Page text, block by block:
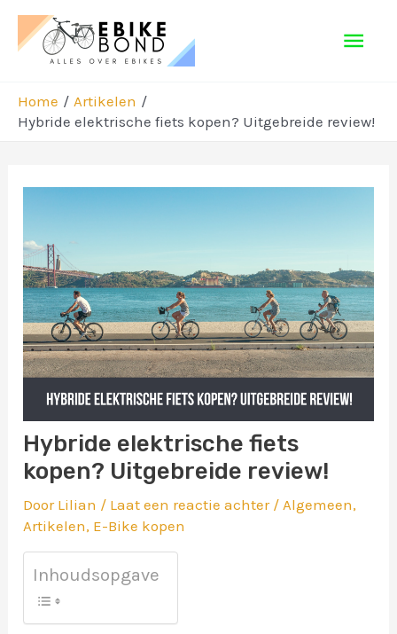
naar
Home
Artikelen
Hybride elektrische fiets kopen? Uitgebreide review!
Hybride elektrische fiets
kopen? Uitgebreide review!
Door Lilian / Laat een reactie achter / Algemeen,
Artikelen, E-Bike kopen
Inhoudsopgave